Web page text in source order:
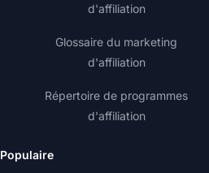
d'affiliation
Glossaire du marketing
d'affiliation
Répertoire de programmes
d'affiliation
Populaire